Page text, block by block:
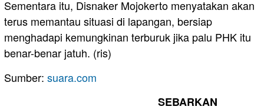
Sementara itu, Disnaker Mojokerto menyatakan akan
terus memantau situasi di lapangan, bersiap
menghadapi kemungkinan terburuk jika palu PHK itu
benar-benar jatuh. (ris)
Sumber: suara.com
SEBARKAN